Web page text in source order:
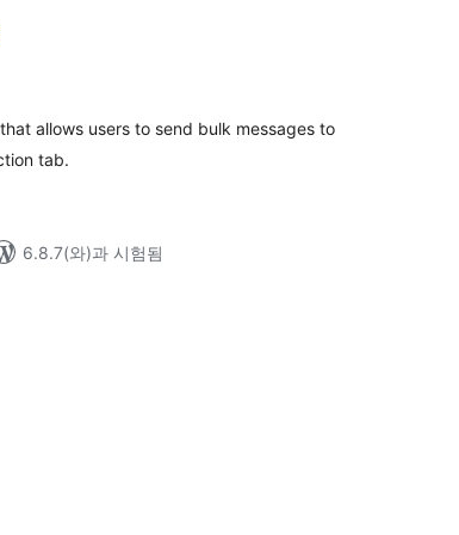
allows users to send bulk messages to
tab.
6.8.7(와)과 시험됨